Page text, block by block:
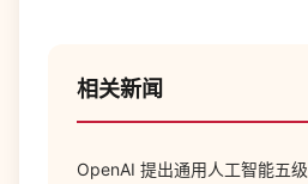
相关新闻
OpenAI 提出通用人工智能五级